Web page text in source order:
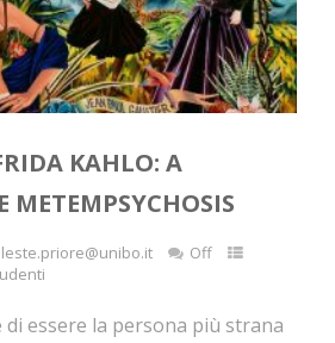
KAHLO: A
METEMPSYCHOSIS
Off
essere la persona più strana